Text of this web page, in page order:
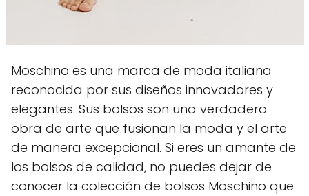
Moschino es una marca de moda italiana
reconocida por sus diseños innovadores y
elegantes. Sus bolsos son una verdadera
obra de arte que fusionan la moda y el arte
de manera excepcional. Si eres un amante de
los bolsos de calidad, no puedes dejar de
conocer la colección de bolsos Moschino que